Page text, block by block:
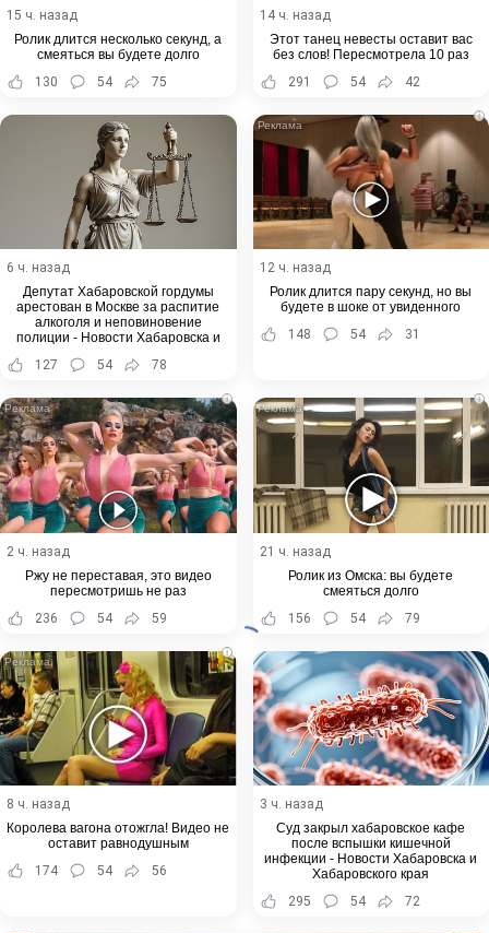
15 ч. назад
Ролик длится несколько секунд, а
смеяться вы будете долго
130
54 75
14 ч. назад
Этот танец невесты оставит вас
без слов! Пересмотрела 10 раз
291
54 42
6 ч. назад
Депутат Хабаровской гордумы
арестован в Москве за распитие
алкоголя и неповиновение
полиции - Новости Хабаровска и
127 54 78
i
12 ч. назад
Ролик длится пару секунд, но вы
будете в шоке от увиденного
148
54 31
i
2 ч. назад
Ржу не переставая, это видео
пересмотришь не раз
236
54 59
i
21 ч. назад
Ролик из Омска: вы будете
смеяться долго
156
54 79
i
8 ч. назад
Королева вагона отожгла! Видео не
оставит равнодушным
174
54 56
3 ч. назад
Суд закрыл хабаровское кафе
после вспышки кишечной
инфекции - Новости Хабаровска и
Хабаровского края
295
54 72